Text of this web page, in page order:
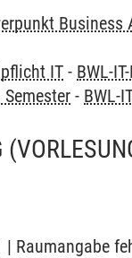
IT - BWL-
Semester - BWL-
Raumangabe